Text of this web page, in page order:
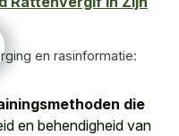
en rasinformatie:
die
en behendigheid van